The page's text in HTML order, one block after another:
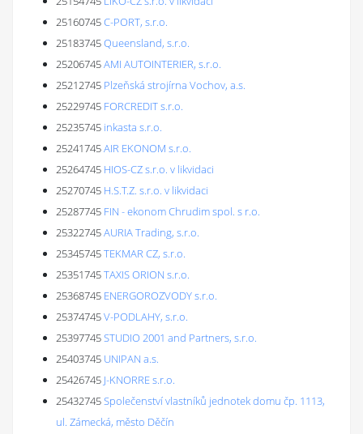
25160745C-PORT, s.r.o.
25183745Queensland, s.r.o.
25206745AMI AUTOINTERIER, s.r.o.
25212745 Plzeňská strojírna Vochov, a.s.
25229745 FORCREDIT s.r.o.
25235745 inkasta s.r.o.
25241745AIR EKONOM s.r.o.
25264745 HIOS-CZ s.r.o. v likvidaci
25270745 H.S.T.Z. s.r.o. v likvidaci
25287745 FIN - ekonom Chrudim spol. s r.o.
25322745AURIA Trading, s.r.o.
25345745TEKMAR CZ, s.r.o.
25351745TAXIS ORION s.r.o.
25368745 ENERGOROZVODY s.r.o.
25374745V-PODLAHY, s.r.o.
25397745STUDIO 2001 and Partners, s.r.o.
25403745 UNIPAN a.s.
25426745 J-KNORRE s.r.o.
25432745Společenství vlastníků jednotek domu čp. 1113,
ul. Zámecká, město Děčín